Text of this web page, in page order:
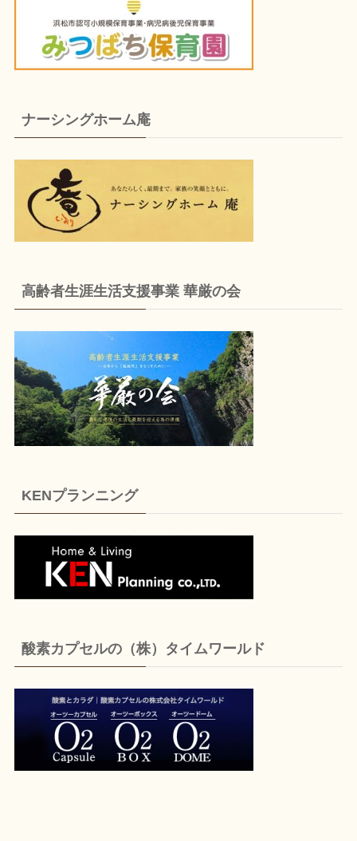
ナーシングホーム庵
高齢者生涯生活支援事業 華厳の会
KENプランニング
酸素カプセルの（株）タイムワールド